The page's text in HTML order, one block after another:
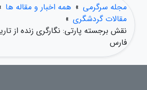
مجله سرگرمی » همه اخبار و مقاله ها
مقالات گردشگری »
نقش برجسته پارتی: نگارگری زنده از
فارس